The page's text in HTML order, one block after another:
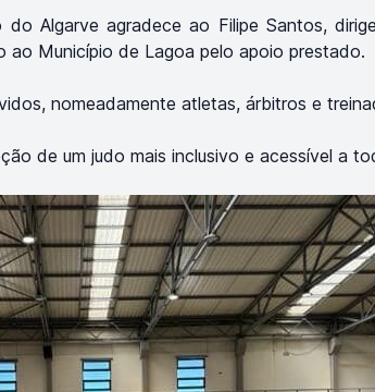
Algarve agradece ao Filipe Santos,
ao Município de Lagoa pelo apoio prestado.
nomeadamente atletas, árbitros e
de um judo mais inclusivo e acessível a